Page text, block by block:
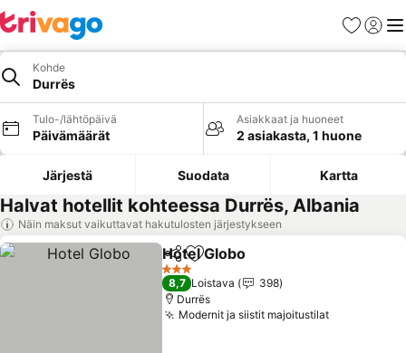
Suosikit
Kohde
Durrës
Tulo-/lähtöpäivä
Päivämäärät
Asiakkaat ja huoneet
2 asiakasta, 1 huone
Järjestä Suodata Kartta
Halvat hotellit kohteessa Durrës, Albania
Näin maksut vaikuttavat hakutulosten järjestykseen
Jaa Lisää suosikkeihin
Hotel Globo
3 Tähtiluokitus
8,7 Loistava
398
Durrës
Modernit ja siistit majoitustilatKatso